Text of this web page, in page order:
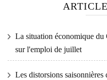
La situation économique du
sur l'emploi de juillet
Les distorsions